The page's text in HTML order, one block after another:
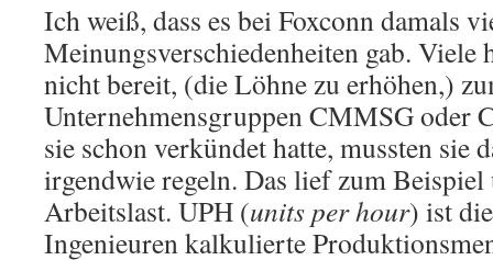
Ich weiß, dass es bei Foxconn damals
Meinungsverschiedenheiten gab. Viele
nicht bereit, (die Löhne zu erhöhen,)
Unternehmensgruppen CMMSG oder
sie schon verkündet hatte, mussten sie
irgendwie regeln. Das lief zum
Arbeitslast. UPH (units per hour) ist
Ingenieuren kalkulierte